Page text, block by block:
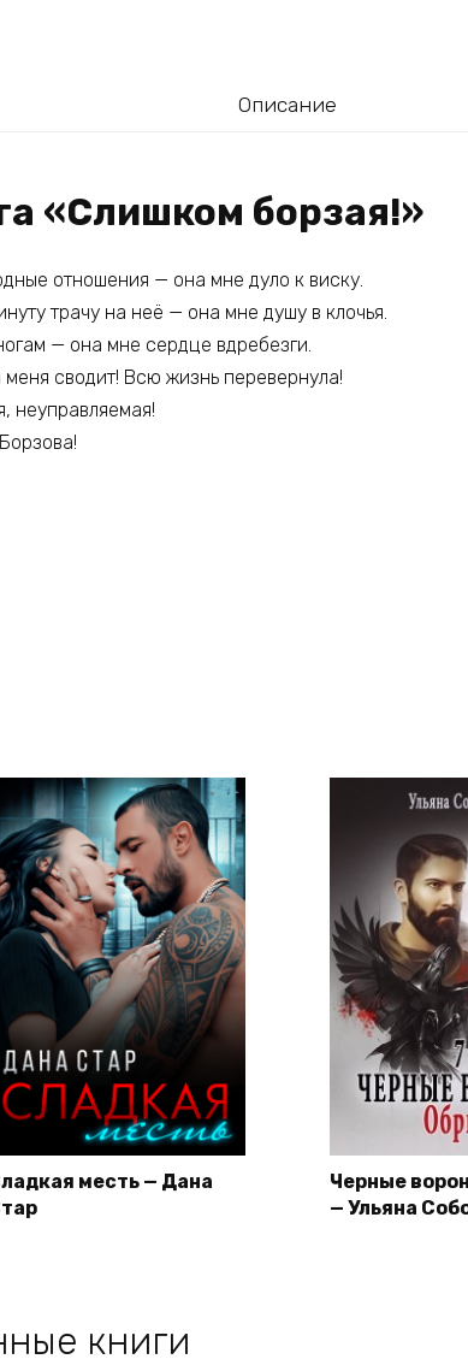
Описание
«Слишком борзая!»
отношения — она мне дуло к виску.
трачу на неё — она мне душу в клочья.
— она мне сердце вдребезги.
сводит! Всю жизнь перевернула!
неуправляемая!
месть — Дана
Черные
— Ульяна
книги